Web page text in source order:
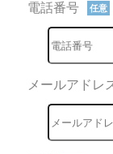
電話番号 任意
メールアドレ